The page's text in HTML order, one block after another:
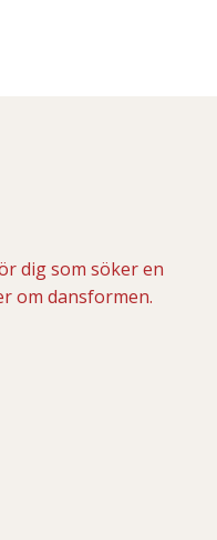
dig som söker en
om dansformen.